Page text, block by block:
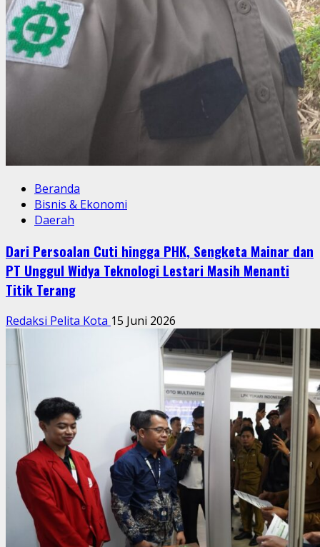
Beranda
Bisnis & Ekonomi
Daerah
Dari Persoalan Cuti hingga PHK, Sengketa Mainar dan
PT Unggul Widya Teknologi Lestari Masih Menanti
Titik Terang
Redaksi Pelita Kota 15 Juni 2026